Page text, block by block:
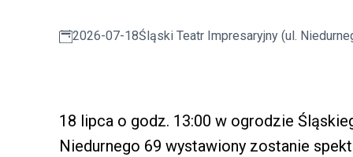
2026-07-18Śląski Teatr Impresaryjny (ul.
18 lipca o godz. 13:00 w ogrodzie
Niedurnego 69 wystawiony zostanie